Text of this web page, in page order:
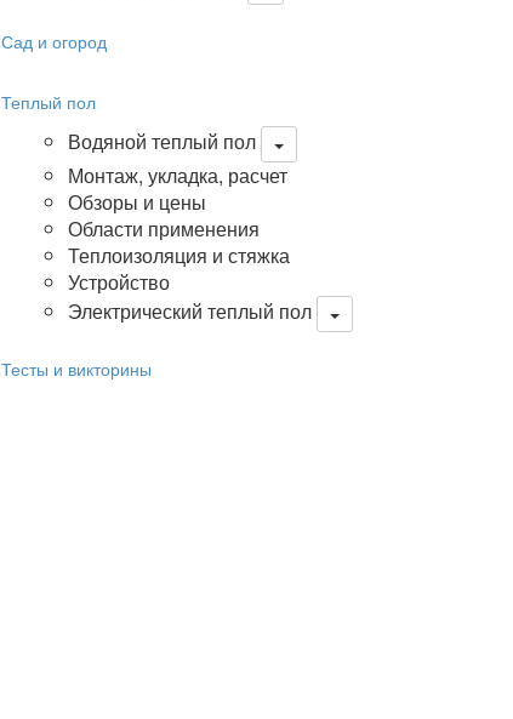
Сад и огород
Теплый пол
Водяной теплый пол
Монтаж, укладка, расчет
Обзоры и цены
Области применения
Теплоизоляция и стяжка
Устройство
Электрический теплый пол
Тесты и викторины